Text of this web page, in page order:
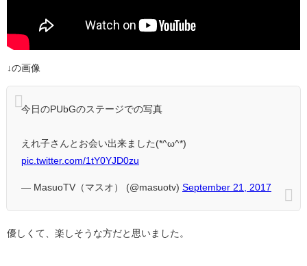
↓の画像
今日のPUbGのステージでの写真
えれ子さんとお会い出来ました(*^ω^*)
pic.twitter.com/1tY0YJD0zu
— MasuoTV（マスオ） (@masuotv) September 21, 2017
優しくて、楽しそうな方だと思いました。